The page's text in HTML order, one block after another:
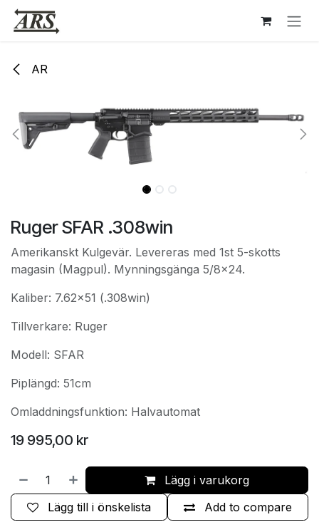
Hoppa till innehåll
AR
Ruger SFAR .308win
Amerikanskt Kulgevär. Levereras med 1st 5-skotts
magasin (Magpul). Mynningsgänga 5/8x24.
Kaliber: 7.62x51 (.308win)
Tillverkare: Ruger
Modell: SFAR
Piplängd: 51cm
Omladdningsfunktion: Halvautomat
19 995,00 kr
Lägg i varukorg
Add to compare
Lägg till i önskelista